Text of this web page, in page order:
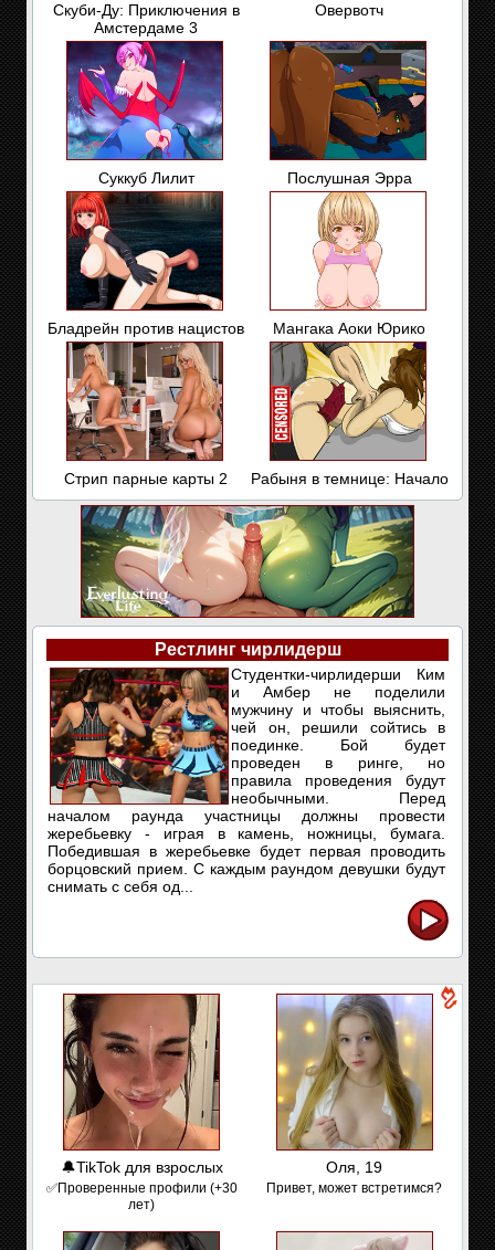
Скуби-Ду: Приключения в
Амстердаме 3
Овервотч
Суккуб Лилит Послушная Эрра
Бладрейн против нацистов Мангака Аоки Юрико
Стрип парные карты 2 Рабыня в темнице: Начало
Рестлинг чирлидерш
Студентки-чирлидерши Ким
и Амбер не поделили
мужчину и чтобы выяснить,
чей он, решили сойтись в
поединке. Бой будет
проведен в ринге, но
правила проведения будут
необычными. Перед
началом раунда участницы должны провести
жеребьевку - играя в камень, ножницы, бумага.
Победившая в жеребьевке будет первая проводить
борцовский прием. С каждым раундом девушки будут
снимать с себя од...
🔔TikTok для взрослых
✅Проверенные профили (+30
лет)
Оля, 19
Привет, может встретимся?